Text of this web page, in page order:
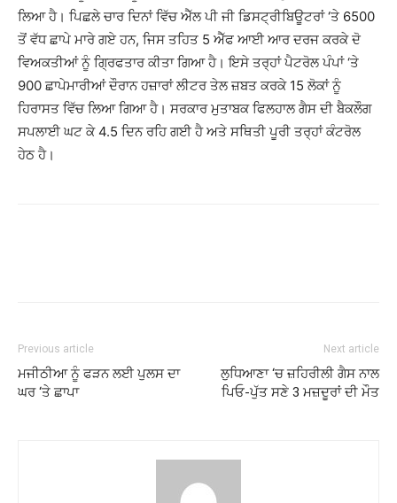
ਲਿਆ ਹੈ। ਪਿਛਲੇ ਚਾਰ ਦਿਨਾਂ ਵਿੱਚ ਐੱਲ ਪੀ ਜੀ ਡਿਸਟ੍ਰੀਬਿਊਟਰਾਂ ‘ਤੇ 6500
ਤੋਂ ਵੱਧ ਛਾਪੇ ਮਾਰੇ ਗਏ ਹਨ, ਜਿਸ ਤਹਿਤ 5 ਐੱਫ ਆਈ ਆਰ ਦਰਜ ਕਰਕੇ ਦੋ
ਵਿਅਕਤੀਆਂ ਨੂੰ ਗ੍ਰਿਫਤਾਰ ਕੀਤਾ ਗਿਆ ਹੈ। ਇਸੇ ਤਰ੍ਹਾਂ ਪੈਟਰੋਲ ਪੰਪਾਂ ‘ਤੇ
900 ਛਾਪੇਮਾਰੀਆਂ ਦੌਰਾਨ ਹਜ਼ਾਰਾਂ ਲੀਟਰ ਤੇਲ ਜ਼ਬਤ ਕਰਕੇ 15 ਲੋਕਾਂ ਨੂੰ
ਹਿਰਾਸਤ ਵਿੱਚ ਲਿਆ ਗਿਆ ਹੈ। ਸਰਕਾਰ ਮੁਤਾਬਕ ਫਿਲਹਾਲ ਗੈਸ ਦੀ ਬੈਕਲੌਗ
ਸਪਲਾਈ ਘਟ ਕੇ 4.5 ਦਿਨ ਰਹਿ ਗਈ ਹੈ ਅਤੇ ਸਥਿਤੀ ਪੂਰੀ ਤਰ੍ਹਾਂ ਕੰਟਰੋਲ
ਹੇਠ ਹੈ।
Previous article
ਮਜੀਠੀਆ ਨੂੰ ਫੜਨ ਲਈ ਪੁਲਸ ਦਾ
ਘਰ ‘ਤੇ ਛਾਪਾ
Next article
ਲੁਧਿਆਣਾ ‘ਚ ਜ਼ਹਿਰੀਲੀ ਗੈਸ ਨਾਲ
ਪਿਓ-ਪੁੱਤ ਸਣੇ 3 ਮਜ਼ਦੂਰਾਂ ਦੀ ਮੌਤ